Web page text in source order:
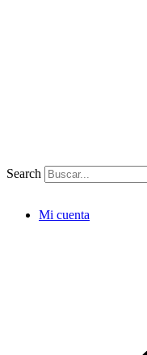
Search
Mi cuenta